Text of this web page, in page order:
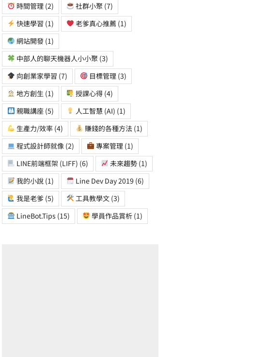
時間管理 (2) 社群小聚 (7)
快速學習 (1) 老爹真心推薦 (1)
網站開發 (1)
中部人的聊天機器人小小聚 (3)
向創業家學習 (7) 目標管理 (3)
地方創生 (1) 授課心得 (4)
親職講座 (5) 人工智慧 (AI) (1)
生產力/效率 (4) 賺錢的各種方法 (1)
程式設計師就像 (2) 專案管理 (1)
LINE前端框架 (LIFF) (6) 未來趨勢 (1)
我的小說 (1) Line Dev Day 2019 (6)
我是老爹 (5) 工具教學文 (3)
LineBot.Tips (15) 學員作品賞析 (1)